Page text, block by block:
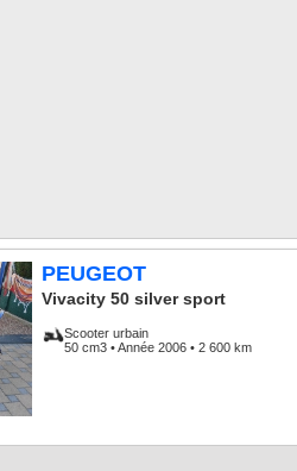
PEUGEOT
Vivacity 50 silver sport
Scooter urbain
50 cm3 • Année 2006 • 2 600 km